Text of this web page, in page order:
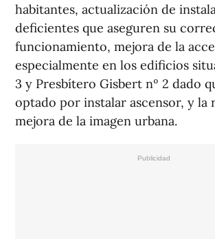
habitantes, actualización de
deficientes que aseguren su
funcionamiento, mejora de la
especialmente en los edificios
3 y Presbítero Gisbert nº 2 dado
optado por instalar ascensor, y la
mejora de la imagen urbana.